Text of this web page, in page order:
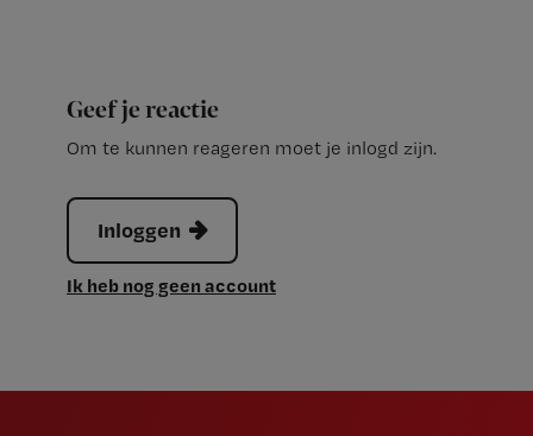
Geef je reactie
Om te kunnen reageren moet je inlogd zijn.
Inloggen
Ik heb nog geen account